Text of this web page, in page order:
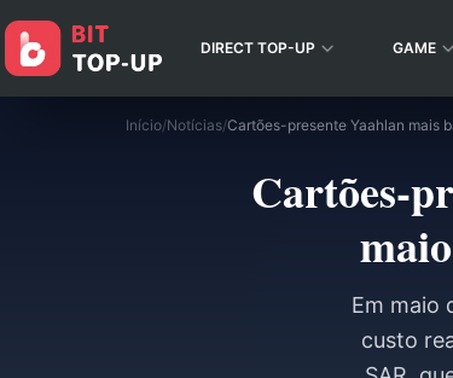
DIRECT TOP-UP GAME
Início/Notícias/
Cartões-
Em maio
custo